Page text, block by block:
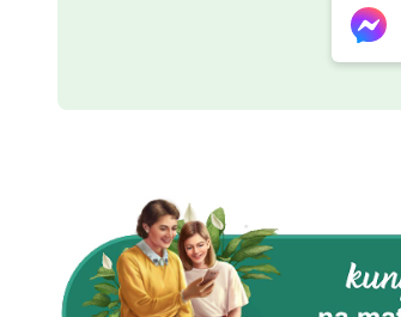
'Di sila mabubuhay kung wala 'to.
Ito'y pinakadakila.
'Di man 'to nakikita o nahahawakan,